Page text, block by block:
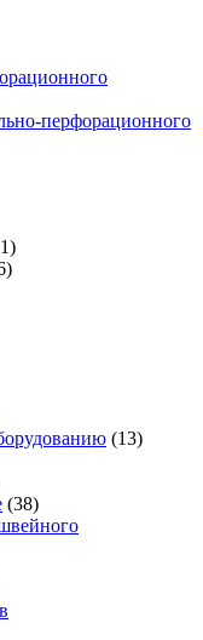
перфорационного
(13)
(38)